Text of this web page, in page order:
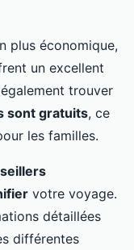
plus économique,
un excellent
trouver
sont gratuits, ce
les familles.
votre voyage.
détaillées
différentes